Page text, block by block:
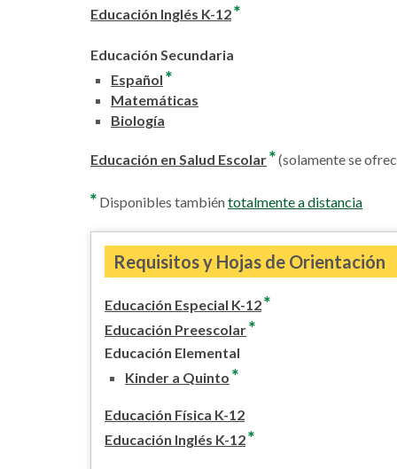
Educación Inglés K-12*
Educación Secundaria
Español *
Matemáticas
Biología
Educación en Salud Escolar*(solamente se
* Disponibles tambiéntotalmente a distancia
Requisitos y Hojas de Orientación
Educación Especial K-12*
Educación Preescolar*
Educación Elemental
Kinder a Quinto *
Educación Física K-12
Educación Inglés K-12*